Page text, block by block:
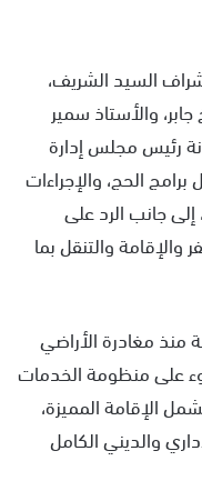
السيد الشريف،
والأستاذ سمير
رئيس مجلس إدارة
الحج، والإجراءات
جانب الرد على
والتنقل بما
منذ مغادرة الأراضي
على منظومة الخدمات
الإقامة المميزة،
والديني الكامل